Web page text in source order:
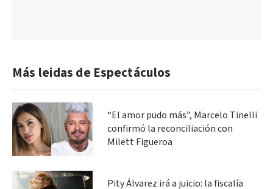
Más leidas de Espectáculos
“El amor pudo más”, Marcelo Tinelli
confirmó la reconciliación con
Milett Figueroa
Pity Álvarez irá a juicio: la fiscalía